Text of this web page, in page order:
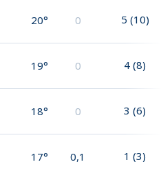
20° 0 5 (10)
19° 0 4 (8)
18° 0 3 (6)
17° 0,1 1 (3)